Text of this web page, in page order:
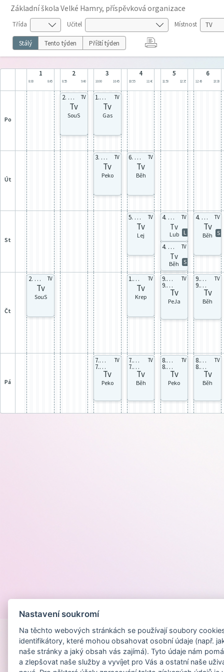
Základní škola Velké Hamry, příspěvková organizace
Třída Učitel Místnost
Stálý Tento týden Příští týden
1
8:00 8:45
2
8:55 9:40
3
10:00 10:45
4
10:55 11:40
5
11:50 12:35
6
12:45 13:30
po
2. celá TV
Tv
SouS
1.A celá TV
Tv
Gas
út
3. celá TV
Tv
Peko
6. celá TV
Tv
Běh
st
5. celá TV
Tv
Lej
4. celá TV
Tv
L
Lub
4. celá TV
Tv
S
Běh
4. celá TV
Tv
S
Běh
čt
2. celá TV
Tv
SouS
1.B celá TV
Tv
Krep
9.A Chl
9.B Chl
TV
Tv
PeJa
9.A Dív
9.B Dív
TV
Tv
Běh
pá
7.A Chl
7.B Chl
TV
Tv
Peko
7.A Dív
7.B Dív
TV
Tv
Běh
8.A Chl
8.B Chl
TV
Tv
Peko
8.A Dív
8.B Dív
TV
Tv
Běh
Nastavení soukromí
Na těchto webových stránkách se používají soubory
identifikátory, které mohou obsahovat osobní údaje (např.
naše stránky a jaký obsah vás zajímá). Tyto údaje nám
a zlepšovat naše služby a vyvíjet pro Vás a ostatní naše